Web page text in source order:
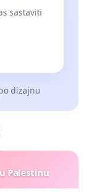
sastaviti
dizajnu
Palestinu